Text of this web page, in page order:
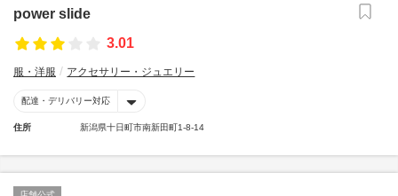
power slide
3.01
服・洋服 アクセサリー・ジュエリー
配達・デリバリー対応
住所 新潟県十日町市南新田町1-8-14